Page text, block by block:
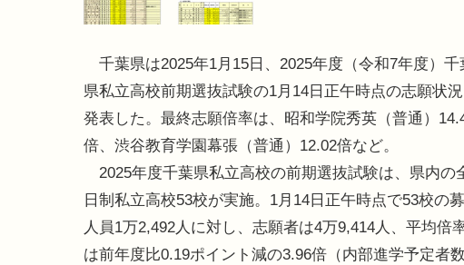
千葉県は2025年1月15日、2025年度（令和7年度）千
県私立高校前期選抜試験の1月14日正午時点の志願状
発表した。最終志願倍率は、昭和学院秀英（普通）
倍、渋谷教育学園幕張（普通）12.02倍など。
2025年度千葉県私立高校の前期選抜試験は、県内の
日制私立高校53校が実施。1月14日正午時点で53校の
人員1万2,492人に対し、志願者は4万9,414人、平均倍
は前年度比0.19ポイント減の3.96倍（内部進学予定者